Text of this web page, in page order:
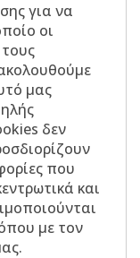
για να
οι
μας
δεν
που
και
με τον